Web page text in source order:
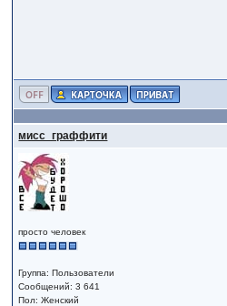
мисс_граффити
просто человек
Группа: Пользователи
Сообщений: 3 641
Пол: Женский